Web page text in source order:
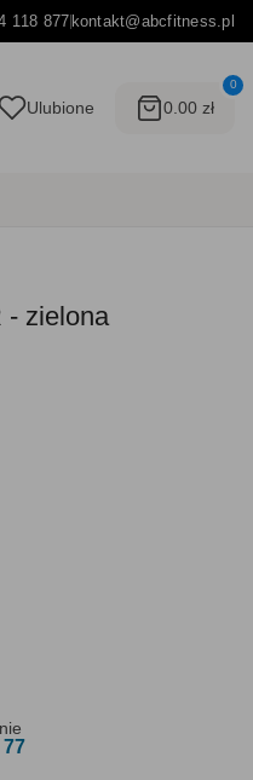
118 877kontakt@abcfitness.pl
Ulubione
0
0.00 zł
- zielona
77